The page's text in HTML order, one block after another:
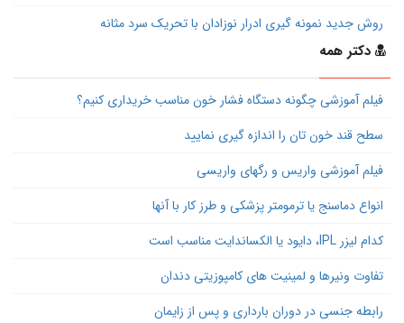
روش جدید نمونه گیری ادرار نوزادان با تحریک سرد مثانه
دکتر همه
فیلم آموزشی چگونه دستگاه فشار خون مناسب خریداری کنیم؟
سطح قند خون تان را اندازه گیری نمایید
فیلم آموزشی واریس و رگهای واریسی
انواع دماسنج یا ترمومتر پزشکی و طرز کار با آنها
کدام لیزر IPL، دایود یا الکساندایت مناسب است
تفاوت ونیرها و لمینیت های کامپوزیتی دندان
رابطه جنسی در دوران بارداری و پس از زایمان